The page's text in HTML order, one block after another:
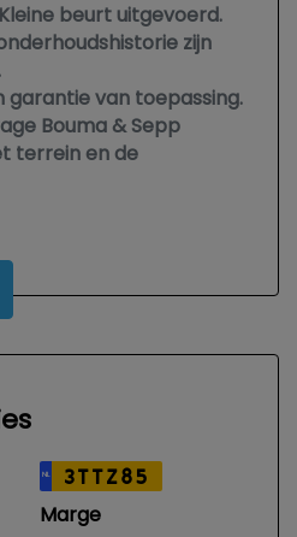
beurt uitgevoerd.
zijn
garantie van toepassing.
Bouma & Sepp
terrein en de
NL 3TTZ85
Marge